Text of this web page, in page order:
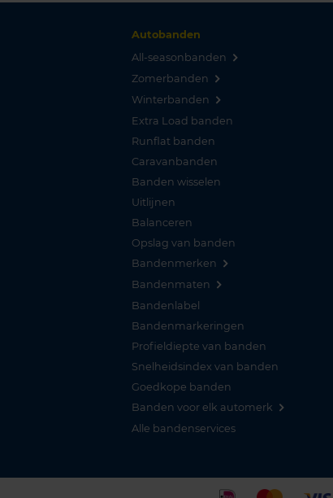
Autobanden
All-seasonbanden
Zomerbanden
Winterbanden
Extra Load banden
Runflat banden
Caravanbanden
Banden wisselen
Uitlijnen
Balanceren
Opslag van banden
Bandenmerken
Bandenmaten
Bandenlabel
Bandenmarkeringen
Profieldiepte van banden
Snelheidsindex van banden
Goedkope banden
Banden voor elk automerk
Alle bandenservices